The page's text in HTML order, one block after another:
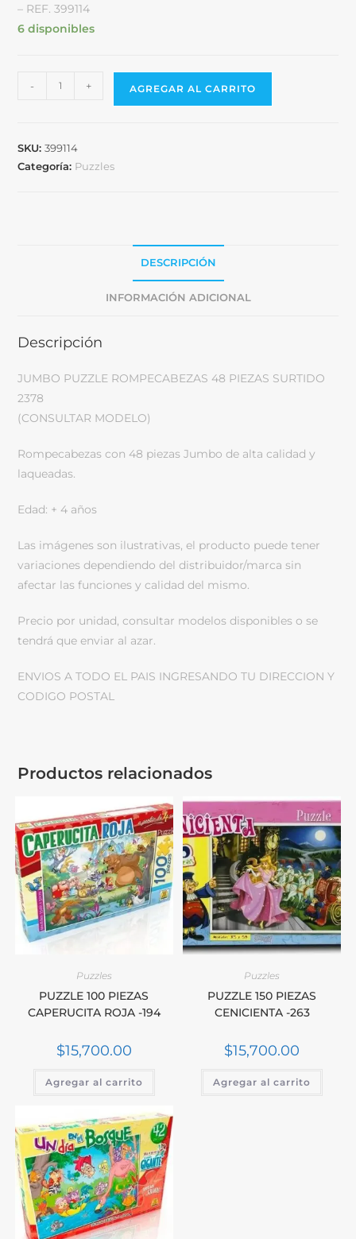
– REF. 399114
6 disponibles
- + AGREGAR AL CARRITO
SKU:399114
Categoría: Puzzles
DESCRIPCIÓN
INFORMACIÓN ADICIONAL
Descripción
JUMBO PUZZLE ROMPECABEZAS 48 PIEZAS SURTIDO
2378
(CONSULTAR MODELO)
Rompecabezas con 48 piezas Jumbo de alta calidad y
laqueadas.
Edad: + 4 años
Las imágenes son ilustrativas, el producto puede tener
variaciones dependiendo del distribuidor/marca sin
afectar las funciones y calidad del mismo.
Precio por unidad, consultar modelos disponibles o se
tendrá que enviar al azar.
ENVIOS A TODO EL PAIS INGRESANDO TU DIRECCION Y
CODIGO POSTAL
Productos relacionados
Puzzles
PUZZLE 100 PIEZAS
CAPERUCITA ROJA -194
$15,700.00
Agregar al carrito
Puzzles
PUZZLE 150 PIEZAS
CENICIENTA -263
$15,700.00
Agregar al carrito